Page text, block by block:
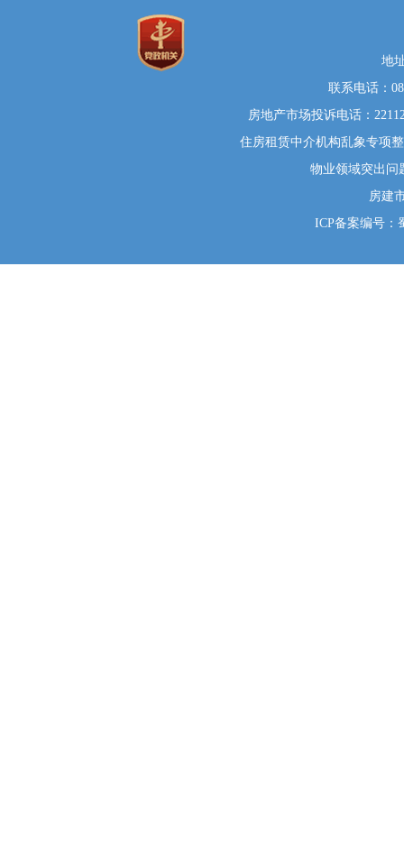
地
联系电话：
房地产市场投诉电话：
住房租赁中介机构乱象专项
物业领域突出问
房建
ICP备案编号：